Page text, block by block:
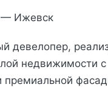
— Ижевск
девелопер,
недвижимости с
премиальной